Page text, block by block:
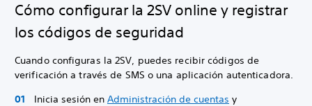
Cómo configurar la 2SV online y registrar
los códigos de seguridad
Cuando configuras la 2SV, puedes recibir códigos de
verificación a través de SMS o una aplicación autenticadora.
Inicia sesión en Administración de cuentas y